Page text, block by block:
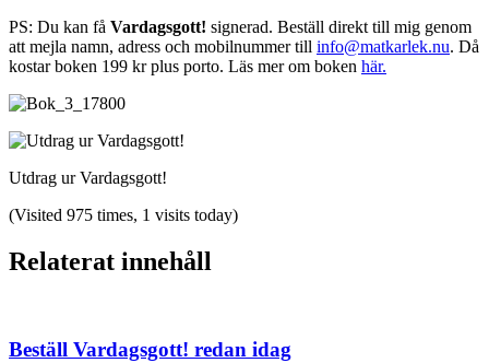
PS: Du kan få Vardagsgott! signerad. Beställ direkt till mig genom
att mejla namn, adress och mobilnummer till info@matkarlek.nu. Då
kostar boken 199 kr plus porto. Läs mer om boken här.
Utdrag ur Vardagsgott!
(Visited 975 times, 1 visits today)
Relaterat innehåll
Beställ Vardagsgott! redan idag